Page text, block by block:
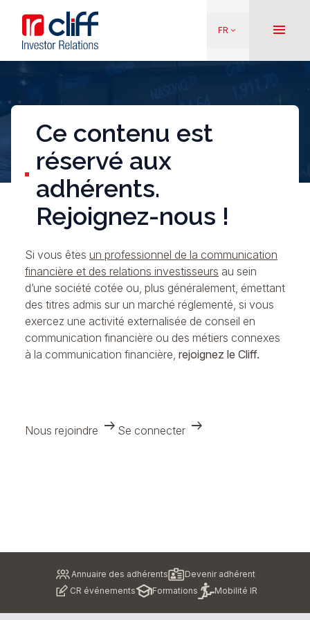
contenu
principal
Aller directement au contenu
FR keyboard_arrow_down menu
Ce contenu est
réservé aux
adhérents.
Rejoignez-nous !
Si vous êtes un professionnel de la communication
financière et des relations investisseurs au sein
d’une société cotée ou, plus généralement, émettant
des titres admis sur un marché réglementé, si vous
exercez une activité externalisée de conseil en
communication financière ou des métiers connexes
à la communication financière, rejoignez le Cliff.
Nous rejoindre arrow_right_alt Se connecter arrow_right_alt
Annuaire des adhérents
Devenir adhérent
CR événements
Formations Mobilité IR